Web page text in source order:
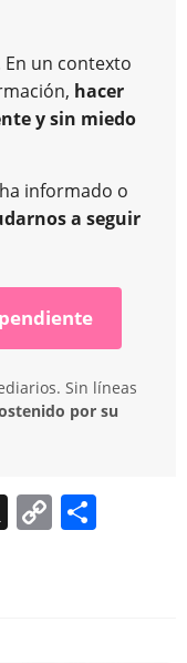
un contexto
hacer
y sin miedo
informado o
a seguir
Sin líneas
por su
X C
Li ar